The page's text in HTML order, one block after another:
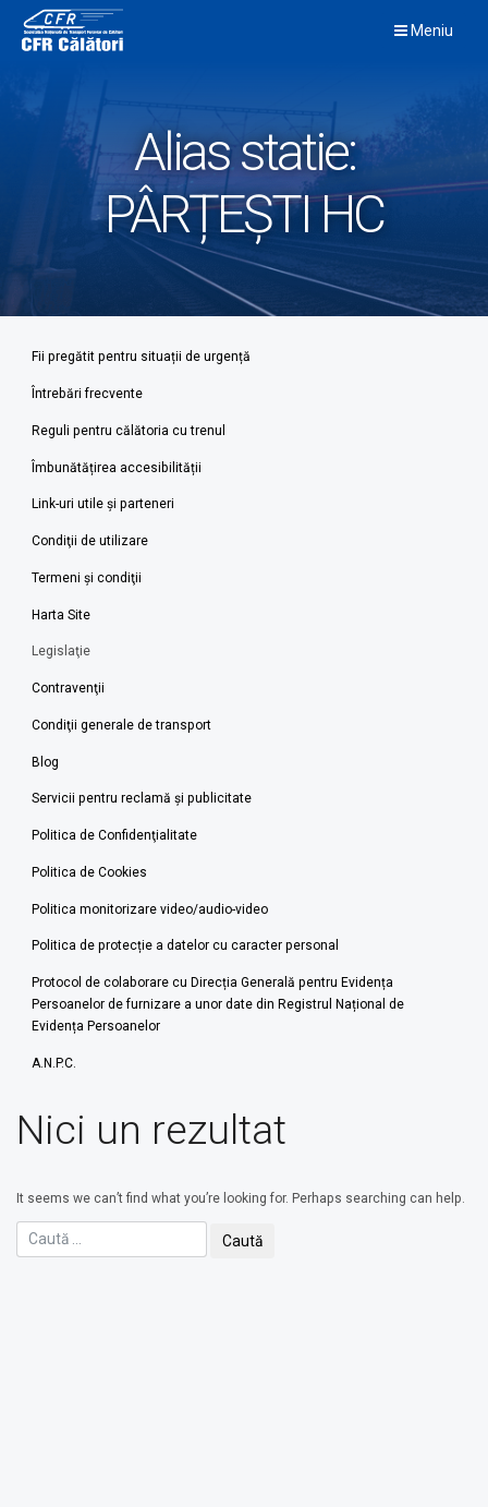
content
Meniu
Alias statie:
PÂRȚEȘTI HC
Fii pregătit pentru situații de urgență
Întrebări frecvente
Reguli pentru călătoria cu trenul
Îmbunătățirea accesibilității
Link-uri utile şi parteneri
Condiţii de utilizare
Termeni şi condiţii
Harta Site
Legislaţie
Contravenţii
Condiţii generale de transport
Blog
Servicii pentru reclamă și publicitate
Politica de Confidenţialitate
Politica de Cookies
Politica monitorizare video/audio-video
Politica de protecție a datelor cu caracter personal
Protocol de colaborare cu Direcția Generală pentru Evidența
Persoanelor de furnizare a unor date din Registrul Național de
Evidența Persoanelor
A.N.P.C.
Nici un rezultat
It seems we can’t find what you’re looking for. Perhaps searching can help.